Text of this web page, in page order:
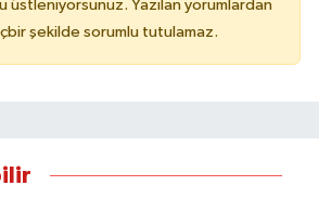
üstleniyorsunuz. Yazılan yorumlardan
şekilde sorumlu tutulamaz.